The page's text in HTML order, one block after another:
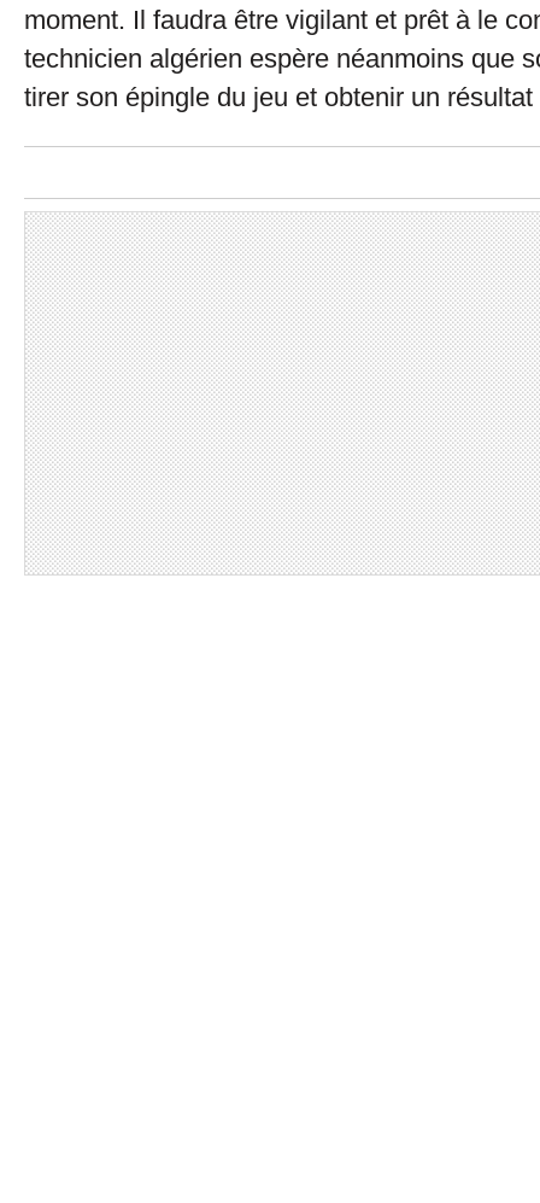
moment. Il faudra être vigilant et prêt à le
technicien algérien espère néanmoins que
tirer son épingle du jeu et obtenir un